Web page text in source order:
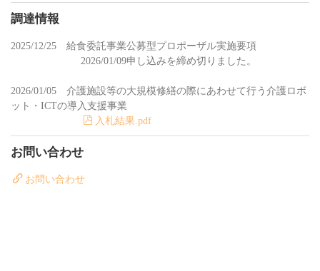
調達情報
2025/12/25 給食委託事業公募型プロポーザル実施要項
2026/01/09申し込みを締め切りました。
2026/01/05 介護施設等の大規模修繕の際にあわせて行う介護ロボ
ット・ICTの導入支援事業
入札結果.pdf
お問い合わせ
お問い合わせ